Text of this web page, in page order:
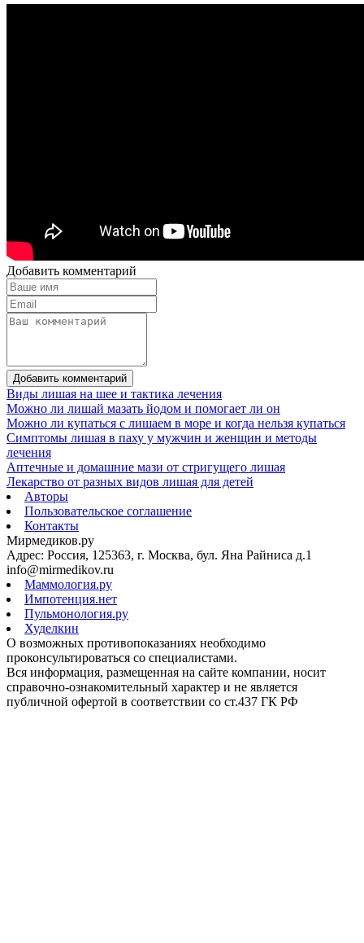
Добавить комментарий
Добавить комментарий
Виды лишая на шее и тактика лечения
Можно ли лишай мазать йодом и помогает ли он
Можно ли купаться с лишаем в море и когда нельзя купаться
Симптомы лишая в паху у мужчин и женщин и методы
лечения
Аптечные и домашние мази от стригущего лишая
Лекарство от разных видов лишая для детей
Авторы
Пользовательское соглашение
Контакты
Мирмедиков.ру
Адрес: Россия, 125363, г. Москва, бул. Яна Райниса д.1
info@mirmedikov.ru
Маммология.ру
Импотенция.нет
Пульмонология.ру
Худелкин
О возможных противопоказаниях необходимо
проконсультироваться со специалистами.
Вся информация, размещенная на сайте компании, носит
справочно-ознакомительный характер и не является
публичной офертой в соответствии со ст.437 ГК РФ